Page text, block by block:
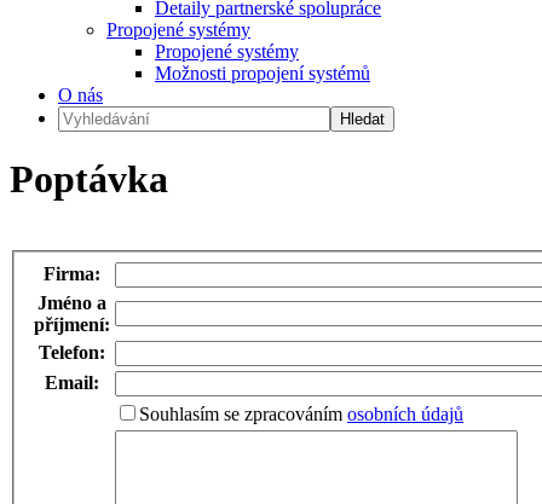
Detaily partnerské spolupráce
Propojené systémy
Propojené systémy
Možnosti propojení systémů
O nás
Poptávka
Firma:
Jméno a
příjmení:
Telefon:
Email:
Souhlasím se zpracováním osobních údajů